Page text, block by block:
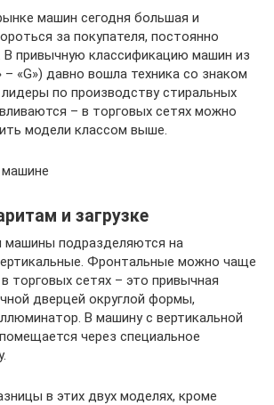
машин сегодня большая и
за покупателя, постоянно
В привычную классификацию машин из
«G») давно вошла техника со знаком
по производству стиральных
– в торговых сетях можно
модели классом выше.
и загрузке
машины подразделяются на
Фронтальные можно чаще
торговых сетях – это привычная
дверцей округлой формы,
В машину с вертикальной
через специальное
в этих двух моделях, кроме